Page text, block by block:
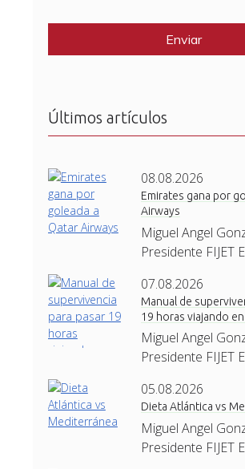
l
Últimos artículos
08.08.2026
Emirates gana por
Airways
Miguel Angel
Presidente FIJET
07.08.2026
Manual de
19 horas viajando
Miguel Angel
Presidente FIJET
05.08.2026
Dieta Atlántica vs
Miguel Angel
Presidente FIJET